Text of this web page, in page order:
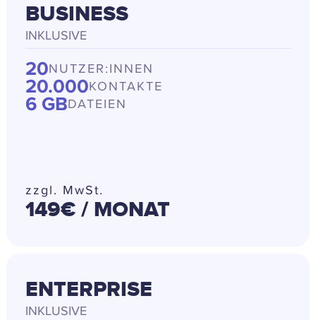
BUSINESS
INKLUSIVE
20NUTZER:INNEN
20.000KONTAKTE
6 GBDATEIEN
zzgl. MwSt.
149€ / MONAT
ENTERPRISE
INKLUSIVE